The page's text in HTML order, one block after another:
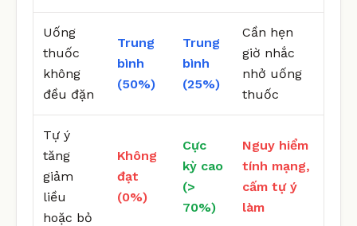
Uống
thuốc
không
đều đặn
Trung
bình
(50%)
Trung
bình
(25%)
Cần hẹn
giờ nhắc
nhở uống
thuốc
Tự ý
tăng
giảm
liều
hoặc bỏ
Không
đạt
(0%)
Cực
kỳ cao
(>
70%)
Nguy hiểm
tính mạng,
cấm tự ý
làm